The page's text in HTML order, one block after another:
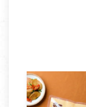
若您購買的商
形者，除商品
依消保法之規
日)的服務，
瑕疵)，一般